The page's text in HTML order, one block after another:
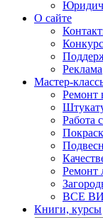
О сайте
Реклама
Мастер-
Ремонт
Работа
Ремонт
ВСЕ
Книги, курсы